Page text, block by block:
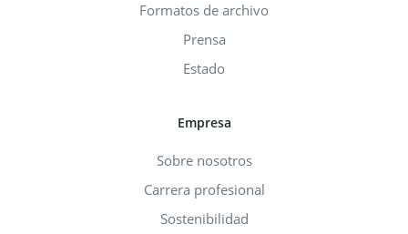
Formatos de archivo
Prensa
Estado
Empresa
Sobre nosotros
Carrera profesional
Sostenibilidad